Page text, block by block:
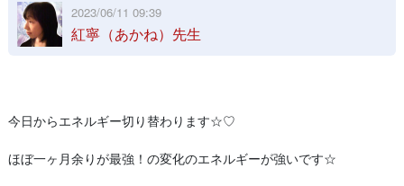
2023/06/11 09:39
紅寧（あかね）先生
今日からエネルギー切り替わります☆♡
ほぼ一ヶ月余りが最強！の変化のエネルギーが強いです☆